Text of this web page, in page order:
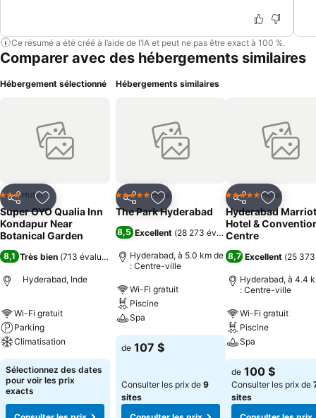
Ce résumé a été créé à l’aide de l’IA et peut ne pas être exact à 100 %.
Comparer avec des hébergements similaires
Hébergement sélectionné
PartagerAjouter à mes favoris
3 ÉtoilesHotel
Super OYO Qualia Inn
Kondapur Near
Botanical Garden
8,1 Très bien (713 évaluations)
Hyderabad, Inde
Wi-Fi gratuit
Parking
Climatisation
Sélectionnez des dates
pour voir les prix
exacts
Hébergements similaires
PartagerAjouter à mes favoris
5 Étoiles Hotel
The Park Hyderabad
8,5 Excellent (28 273 évaluations)
Hyderabad, à 5.0 km de
: Centre-ville
Wi-Fi gratuit
Piscine
Spa
de 107 $
Consulter les prix de 9
sites
PartagerAjouter
5 Étoiles Hotel
Hyderabad
Hotel &
Centre
8,7 Excellent (25
Hyderabad, à 4.4
: Centre-ville
Wi-Fi gratuit
Piscine
Spa
de 100 $
Consulter les prix de
sites